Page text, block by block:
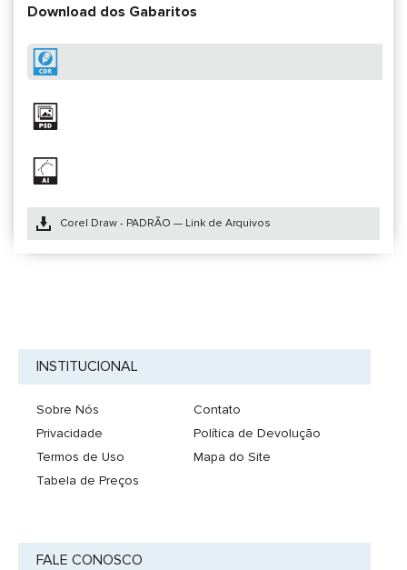
Download dos Gabaritos
Corel Draw - PADRÃO — Link de Arquivos
INSTITUCIONAL
Sobre Nós
Privacidade
Termos de Uso
Tabela de Preços
Contato
Política de Devolução
Mapa do Site
FALE CONOSCO